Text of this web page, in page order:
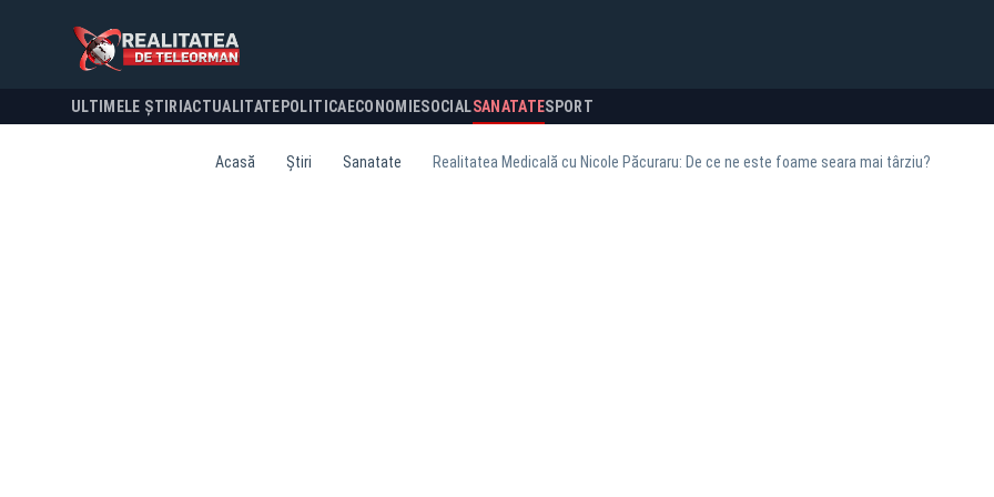
ULTIMELE ȘTIRI ACTUALITATE POLITICA ECONOMIESOCIALSANATATESPORT
Acasă Știri Sanatate Realitatea Medicală cu Nicole Păcuraru: De ce ne este foame seara mai târziu?